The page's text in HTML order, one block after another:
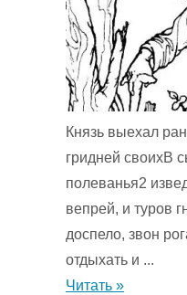
Князь выехал
гридней своихВ
полеванья2
вепрей, и туров
доспело, звон
отдыхать и ...
Читать »